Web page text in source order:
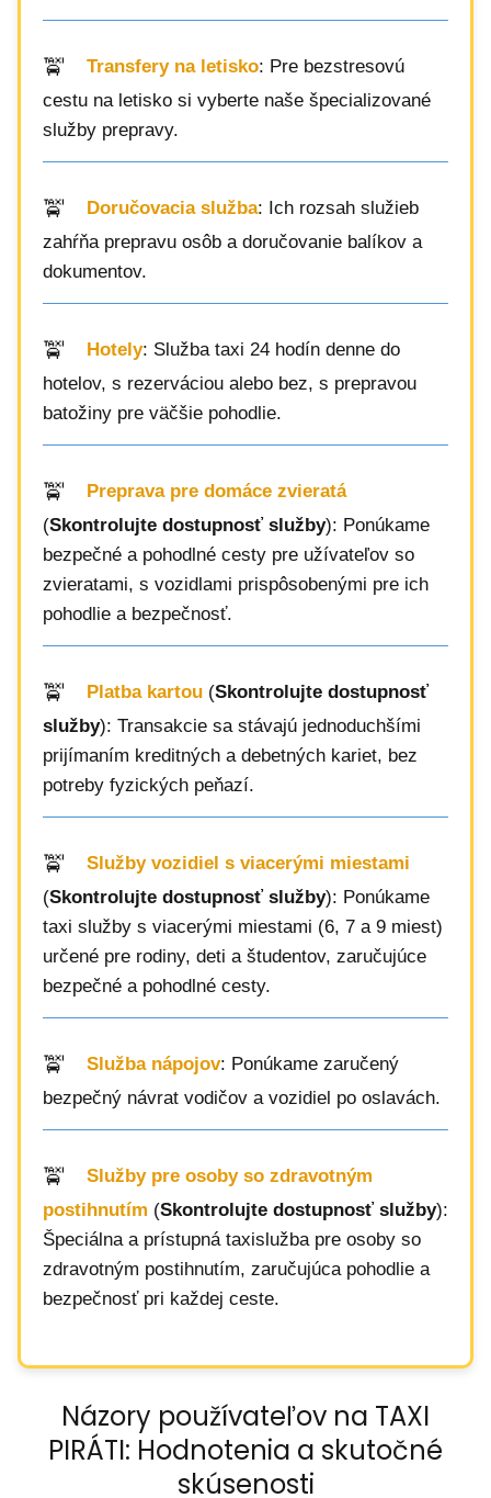
Transfery na letisko: Pre bezstresovú
cestu na letisko si vyberte naše špecializované
služby prepravy.
Doručovacia služba: Ich rozsah služieb
zahŕňa prepravu osôb a doručovanie balíkov a
dokumentov.
Hotely: Služba taxi 24 hodín denne do
hotelov, s rezerváciou alebo bez, s prepravou
batožiny pre väčšie pohodlie.
Preprava pre domáce zvieratá
(Skontrolujte dostupnosť služby): Ponúkame
bezpečné a pohodlné cesty pre užívateľov so
zvieratami, s vozidlami prispôsobenými pre ich
pohodlie a bezpečnosť.
Platba kartou (Skontrolujte dostupnosť
služby): Transakcie sa stávajú jednoduchšími
prijímaním kreditných a debetných kariet, bez
potreby fyzických peňazí.
Služby vozidiel s viacerými miestami
(Skontrolujte dostupnosť služby): Ponúkame
taxi služby s viacerými miestami (6, 7 a 9 miest)
určené pre rodiny, deti a študentov, zaručujúce
bezpečné a pohodlné cesty.
Služba nápojov: Ponúkame zaručený
bezpečný návrat vodičov a vozidiel po oslavách.
Služby pre osoby so zdravotným
postihnutím (Skontrolujte dostupnosť služby):
Špeciálna a prístupná taxislužba pre osoby so
zdravotným postihnutím, zaručujúca pohodlie a
bezpečnosť pri každej ceste.
Názory používateľov na TAXI
PIRÁTI: Hodnotenia a skutočné
skúsenosti